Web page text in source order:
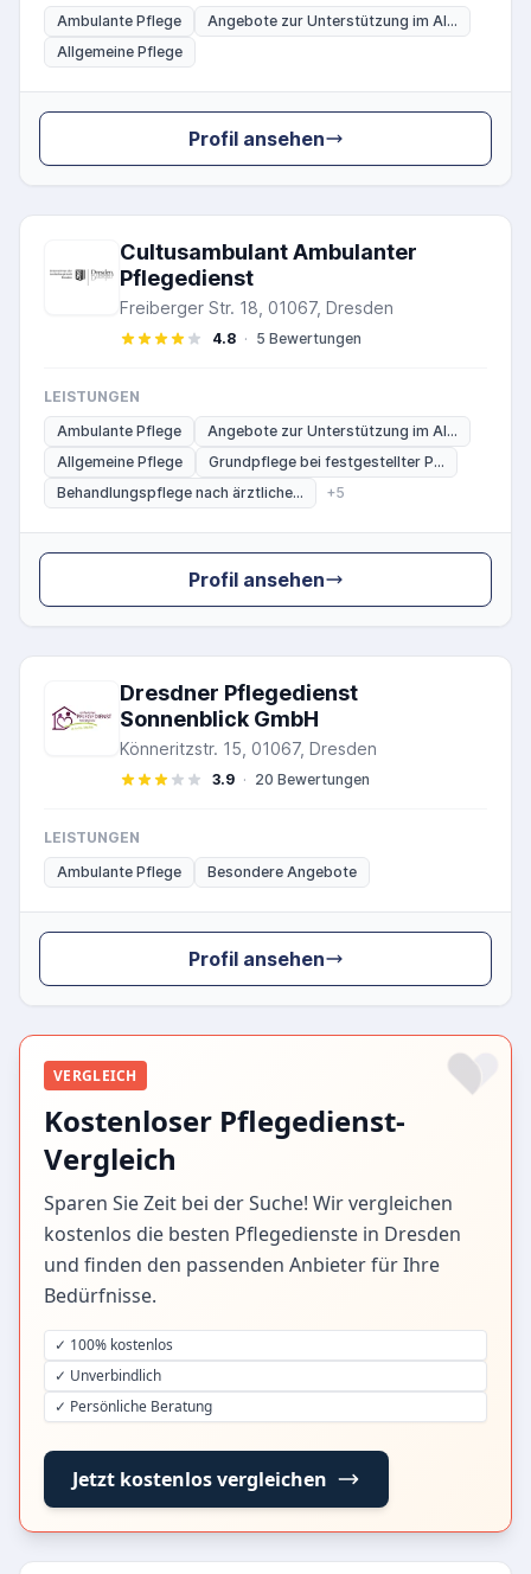
Ambulante Pflege
Angebote zur Unterstützung im Al...
Allgemeine Pflege
Profil ansehen
Cultusambulant Ambulanter
Pflegedienst
Freiberger Str. 18, 01067, Dresden
4.8 · 5 Bewertungen
LEISTUNGEN
Ambulante Pflege
Angebote zur Unterstützung im Al...
Allgemeine Pflege
Grundpflege bei festgestellter P...
Behandlungspflege nach ärztliche...
+5
Profil ansehen
Dresdner Pflegedienst
Sonnenblick GmbH
Könneritzstr. 15, 01067, Dresden
3.9 · 20 Bewertungen
LEISTUNGEN
Ambulante Pflege
Besondere Angebote
Profil ansehen
VERGLEICH
Kostenloser Pflegedienst-
Vergleich
Sparen Sie Zeit bei der Suche! Wir vergleichen
kostenlos die besten Pflegedienste in Dresden
und finden den passenden Anbieter für Ihre
Bedürfnisse.
✓ 100% kostenlos
✓ Unverbindlich
✓ Persönliche Beratung
Jetzt kostenlos vergleichen